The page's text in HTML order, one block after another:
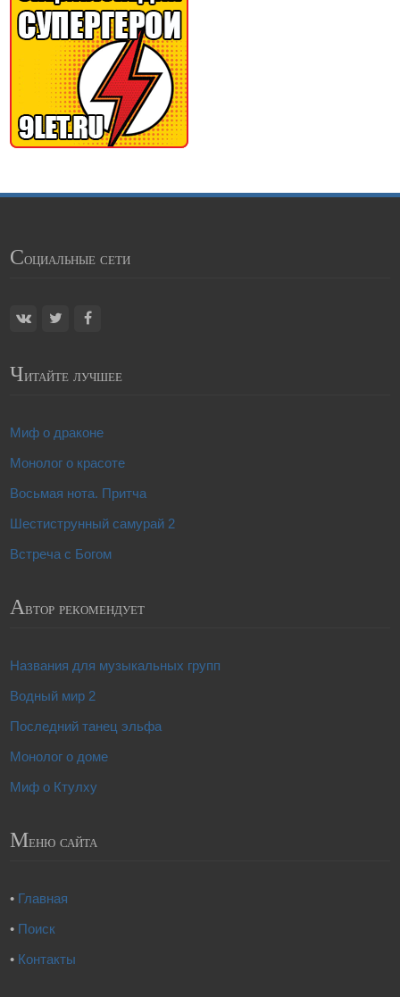
Социальные сети
Читайте лучшее
Миф о драконе
Монолог о красоте
Восьмая нота. Притча
Шестиструнный самурай 2
Встреча с Богом
Автор рекомендует
Названия для музыкальных групп
Водный мир 2
Последний танец эльфа
Монолог о доме
Миф о Ктулху
Меню сайта
• Главная
• Поиск
• Контакты